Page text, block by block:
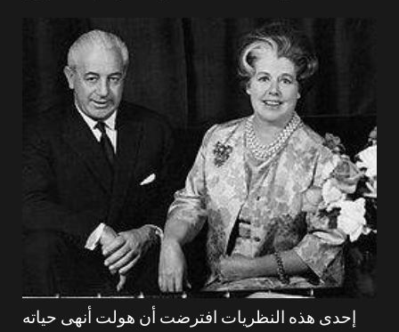
إحدى هذه النظريات افترضت أن هولت أنهى حياته